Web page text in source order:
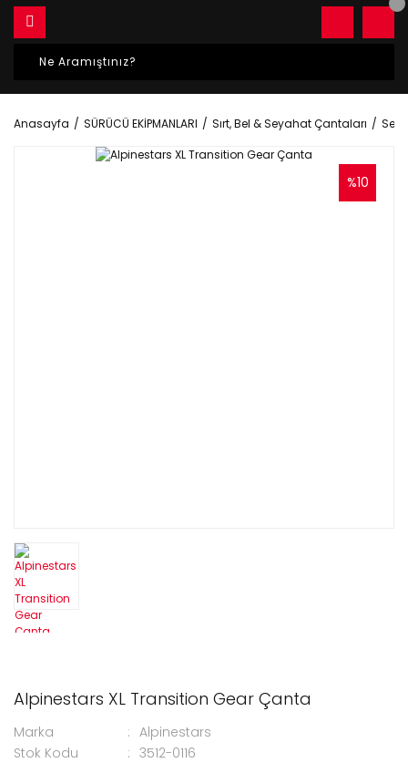
Anasayfa SÜRÜCÜ EKİPMANLARI Sırt, Bel & Seyahat Çantaları
%10
Alpinestars XL Transition Gear Çanta
Marka
Alpinestars
Stok Kodu
3512-0116